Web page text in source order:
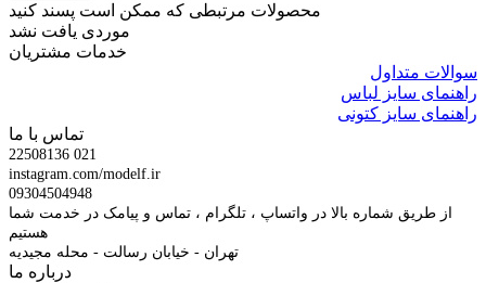
محصولات مرتبطی که ممکن است پسند کنید
موردی یافت نشد
خدمات مشتریان
سوالات متداول
راهنمای سایز لباس
راهنمای سایز کتونی
تماس با ما
22508136 021
instagram.com/modelf.ir
09304504948
از طریق شماره بالا در واتساپ ، تلگرام ، تماس و پیامک در خدمت شما
هستیم
تهران - خیابان رسالت - محله مجیدیه
درباره ما